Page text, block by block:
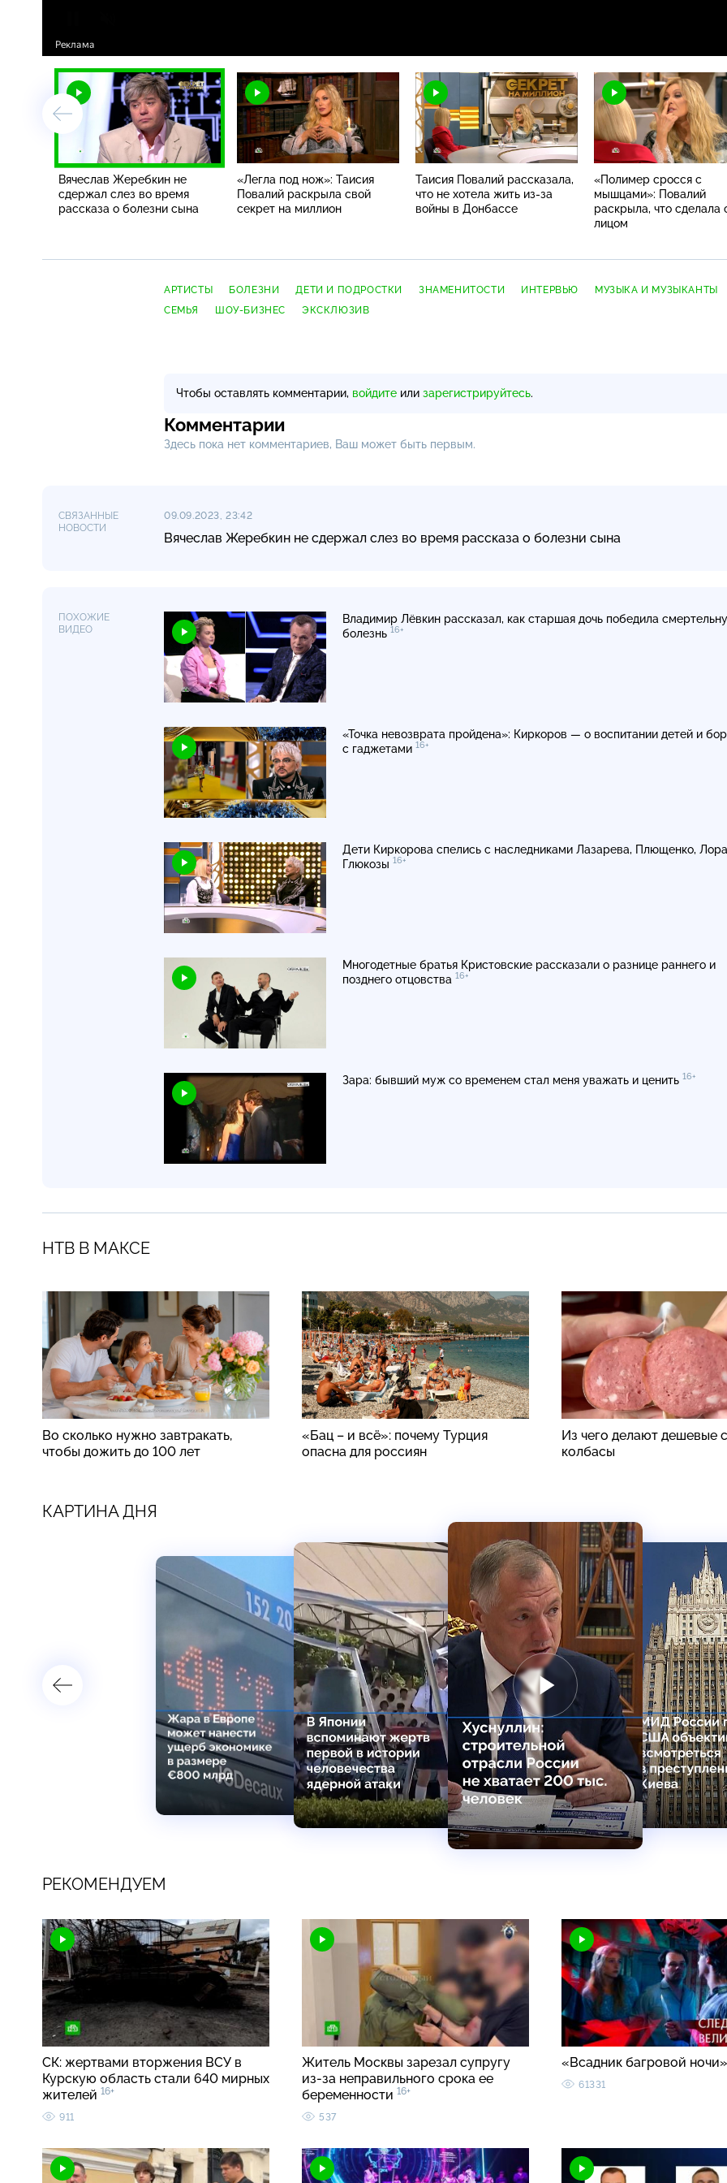
Вячеслав Жеребкин не
сдержал слез во время
рассказа о болезни сына
«Легла под нож»: Таисия
Повалий раскрыла свой
секрет на миллион
Таисия Повалий рассказала,
что не хотела жить из-за
войны в Донбассе
«Полимер сросся с
мышцами»: Повалий
раскрыла, что сделала
лицом
АРТИСТЫ БОЛЕЗНИ ДЕТИ И ПОДРОСТКИ ЗНАМЕНИТОСТИ ИНТЕРВЬЮ
МУЗЫКА И МУЗЫКАНТЫ
СЕМЬЯ
ШОУ-БИЗНЕС ЭКСКЛЮЗИВ
Чтобы оставлять комментарии, войдите или зарегистрируйтесь.
Комментарии
Здесь пока нет комментариев, Ваш может быть первым.
СВЯЗАННЫЕ
НОВОСТИ
09.09.2023, 23:42
Вячеслав Жеребкин не сдержал слез во время рассказа о болезни сына
ПОХОЖИЕ
ВИДЕО
Владимир Лёвкин рассказал, как старшая дочь победила
болезнь 16+
«Точка невозврата пройдена»: Киркоров — о воспитании детей и
с гаджетами 16+
Дети Киркорова спелись с наследниками Лазарева, Плющенко,
Глюкозы 16+
Многодетные братья Кристовские рассказали о разнице раннего и
позднего отцовства 16+
Зара: бывший муж со временем стал меня уважать и ценить 16+
НТВ В МАКСЕ
Во сколько нужно завтракать,
чтобы дожить до 100 лет
«Бац – и всё»: почему Турция
опасна для россиян
Из чего делают дешевые
колбасы
КАРТИНА ДНЯ
РЕКОМЕНДУЕМ
СК: жертвами вторжения ВСУ в
Курскую область стали 640 мирных
жителей 16+
911
Житель Москвы зарезал супругу
из-за неправильного срока ее
беременности 16+
537
«Всадник багровой
61331